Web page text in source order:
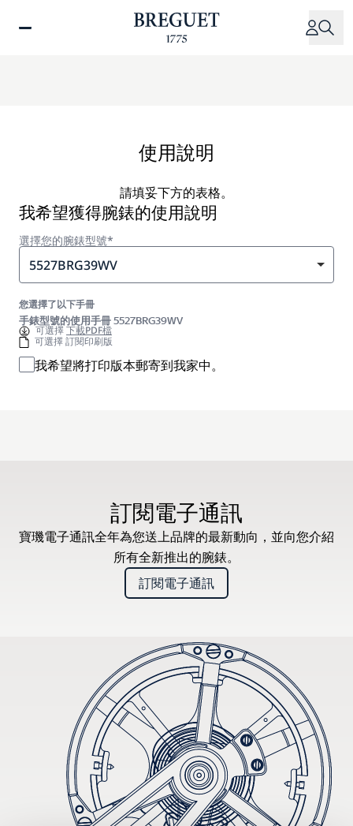
使用說明
請填妥下方的表格。
我希望獲得腕錶的使用說明
選擇您的腕錶型號*
5527BRG39WV
您選擇了以下手冊
手錶型號的使用手冊 5527BRG39WV
可選擇下載PDF檔
可選擇 訂閱印刷版
我希望將打印版本郵寄到我家中。
訂閱電子通訊
寶璣電子通訊全年為您送上品牌的最新動向，並向您介紹
所有全新推出的腕錶。
訂閱電子通訊